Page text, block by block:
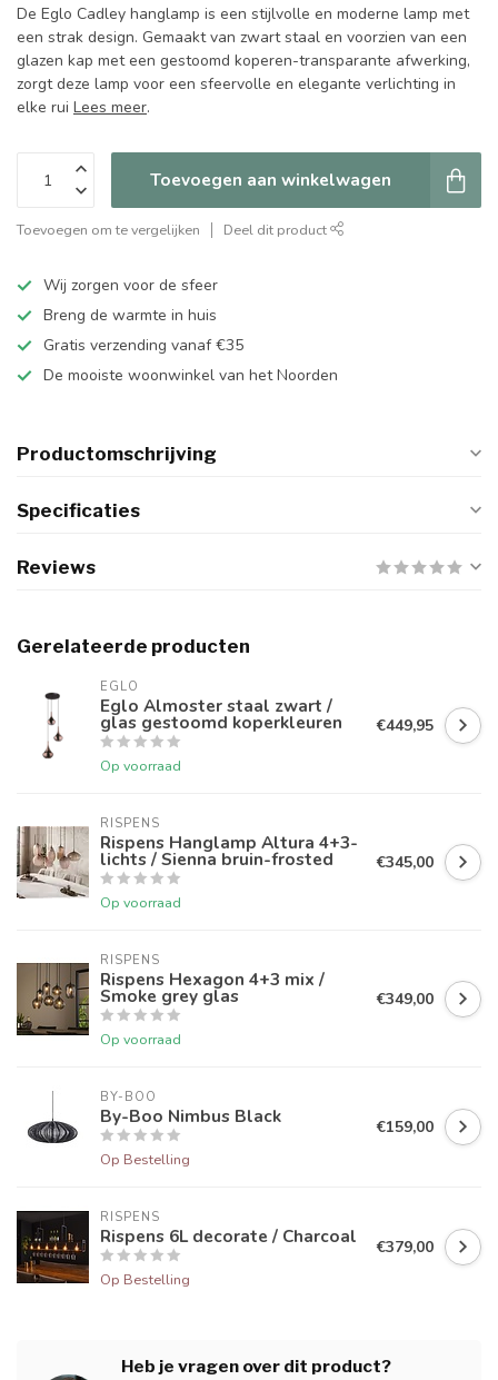
De Eglo Cadley hanglamp is een stijlvolle en moderne lamp met
een strak design. Gemaakt van zwart staal en voorzien van een
glazen kap met een gestoomd koperen-transparante afwerking,
zorgt deze lamp voor een sfeervolle en elegante verlichting in
elke rui Lees meer.
Toevoegen aan winkelwagen
Toevoegen om te vergelijken Deel dit product
Wij zorgen voor de sfeer
Breng de warmte in huis
Gratis verzending vanaf €35
De mooiste woonwinkel van het Noorden
Productomschrijving
Specificaties
Reviews
Gerelateerde producten
EGLO
Eglo Almoster staal zwart /
glas gestoomd koperkleuren
Op voorraad
€449,95
RISPENS
Rispens Hanglamp Altura 4+3-
lichts / Sienna bruin-frosted
Op voorraad
€345,00
RISPENS
Rispens Hexagon 4+3 mix /
Smoke grey glas
Op voorraad
€349,00
BY-BOO
By-Boo Nimbus Black
Op Bestelling
€159,00
RISPENS
Rispens 6L decorate / Charcoal
Op Bestelling
€379,00
Heb je vragen over dit product?